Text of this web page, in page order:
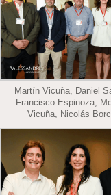
Martín Vicuña, Daniel
Francisco Espinoza,
Vicuña, Nicolás